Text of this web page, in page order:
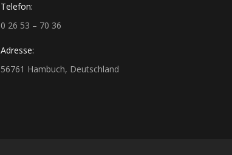
Telefon:
0 26 53 – 70 36
Adresse:
56761 Hambuch, Deutschland